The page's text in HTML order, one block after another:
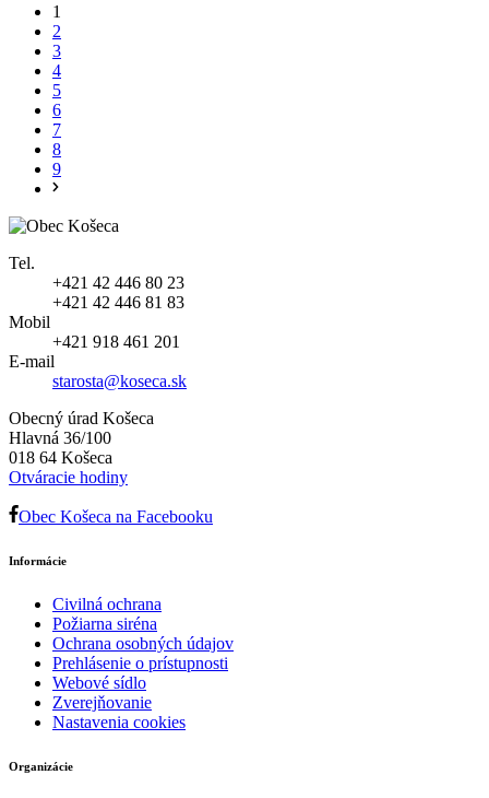
1
2
3
4
5
6
7
8
9
Tel.
+421 42 446 80 23
+421 42 446 81 83
Mobil
+421 918 461 201
E-mail
starosta@koseca.sk
Obecný úrad Košeca
Hlavná 36/100
018 64 Košeca
Otváracie hodiny
Obec Košeca na Facebooku
Informácie
Civilná ochrana
Požiarna siréna
Ochrana osobných údajov
Prehlásenie o prístupnosti
Webové sídlo
Zverejňovanie
Nastavenia cookies
Organizácie